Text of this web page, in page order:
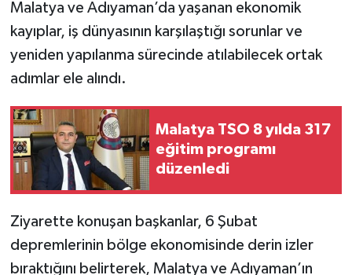
Malatya ve Adıyaman’da yaşanan ekonomik
kayıplar, iş dünyasının karşılaştığı sorunlar ve
yeniden yapılanma sürecinde atılabilecek ortak
adımlar ele alındı.
Malatya TSO 8 yılda 317
eğitim programı
düzenledi
Ziyarette konuşan başkanlar, 6 Şubat
depremlerinin bölge ekonomisinde derin izler
bıraktığını belirterek, Malatya ve Adıyaman’ın